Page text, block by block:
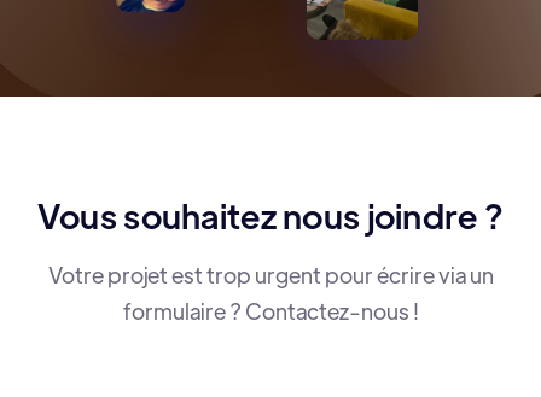
Vous souhaitez nous joindre ?
Votre projet est trop urgent pour écrire via un
formulaire ? Contactez-nous !